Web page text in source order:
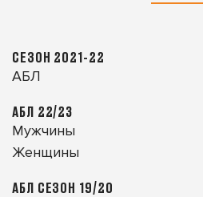
СЕЗОН 2021-22
АБЛ
АБЛ 22/23
Мужчины
Женщины
АБЛ СЕЗОН 19/20